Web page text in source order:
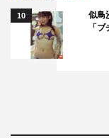
ルズ、EXシアター
公式サイト：
10
似鳥
「